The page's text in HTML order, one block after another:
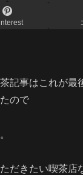
記事はこれが最
ので
だきたい喫茶店